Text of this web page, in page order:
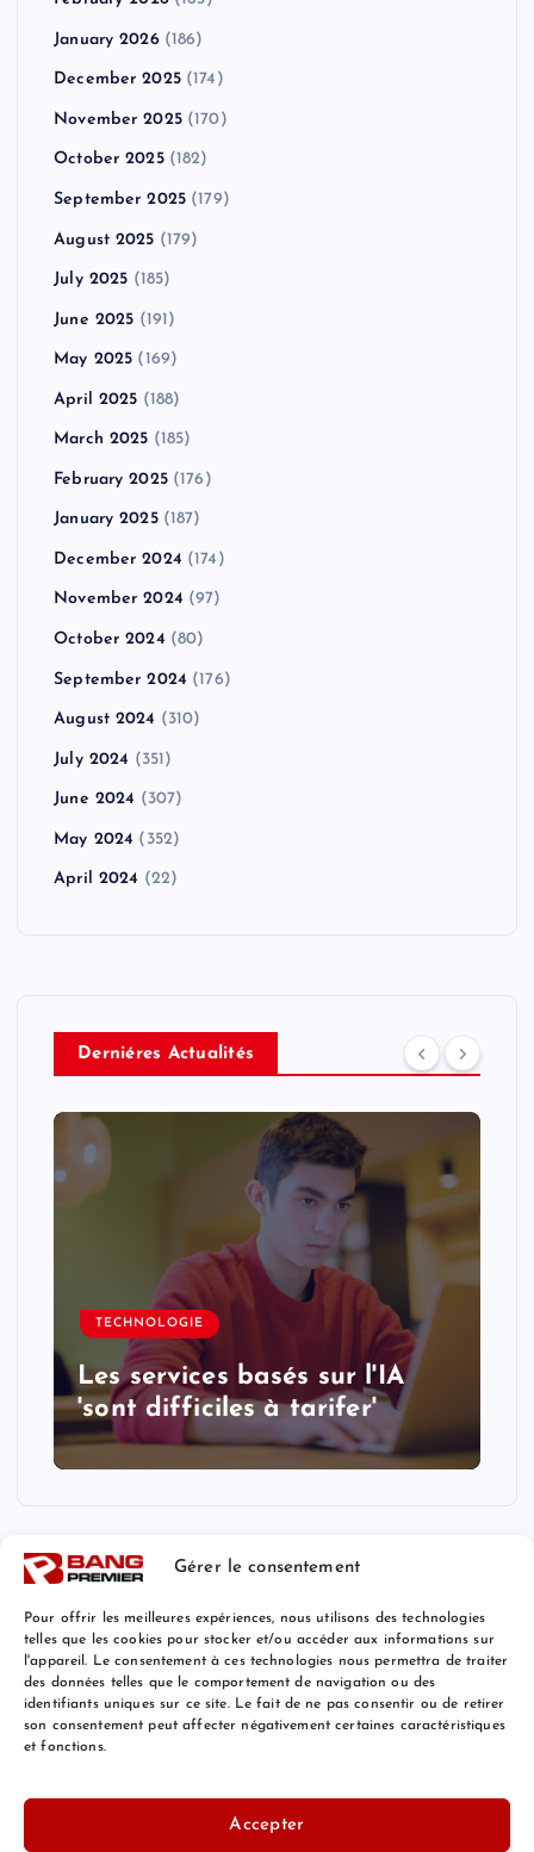
Gérer le consentement
Pour offrir les meilleures expériences, nous utilisons des technologies
telles que les cookies pour stocker et/ou accéder aux informations sur
l'appareil. Le consentement à ces technologies nous permettra de traiter
des données telles que le comportement de navigation ou des
identifiants uniques sur ce site. Le fait de ne pas consentir ou de retirer
son consentement peut affecter négativement certaines caractéristiques
et fonctions.
Accepter
January 2026(186)
December 2025(174)
November 2025(170)
October 2025(182)
September 2025 (179)
August 2025 (179)
July 2025 (185)
June 2025 (191)
May 2025 (169)
April 2025 (188)
March 2025 (185)
February 2025(176)
January 2025(187)
December 2024 (174)
November 2024 (97)
October 2024 (80)
September 2024 (176)
August 2024 (310)
July 2024 (351)
June 2024 (307)
May 2024 (352)
April 2024 (22)
Derniéres Actualités
TECHNOLOGIE
Les services basés sur l'IA
'sont difficiles à tarifer'
Mentions Légales